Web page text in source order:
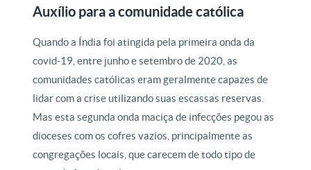
Auxílio para a comunidade católica
Quando a Índia foi atingida pela primeira onda da
covid-19, entre junho e setembro de 2020, as
comunidades católicas eram geralmente capazes de
lidar com a crise utilizando suas escassas reservas.
Mas esta segunda onda maciça de infecções pegou as
dioceses com os cofres vazios, principalmente as
congregações locais, que carecem de todo tipo de